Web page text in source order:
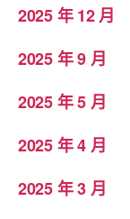
2025 年 12 月
2025 年 9 月
2025 年 5 月
2025 年 4 月
2025 年 3 月